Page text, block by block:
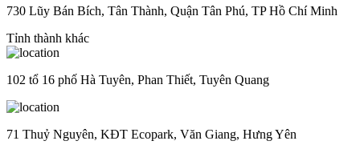
730 Lũy Bán Bích, Tân Thành, Quận Tân Phú, TP Hồ Chí Minh
Tỉnh thành khác
102 tổ 16 phố Hà Tuyên, Phan Thiết, Tuyên Quang
71 Thuỷ Nguyên, KĐT Ecopark, Văn Giang, Hưng Yên